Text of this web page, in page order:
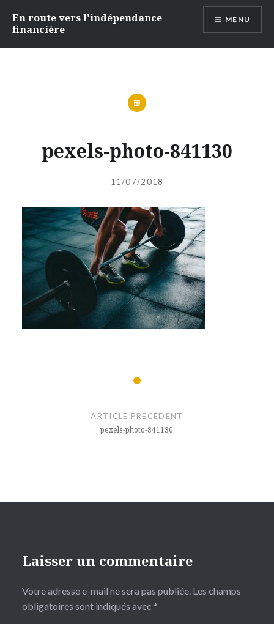
En route vers l'indépendance
financière
MENU
pexels-photo-841130
Publié
ADMIN
le11/07/2018
ARTICLE PRÉCÉDENT
pexels-photo-841130
Laisser un commentaire
Votre adresse e-mail ne sera pas publiée. Les champs
obligatoires sont indiqués avec *